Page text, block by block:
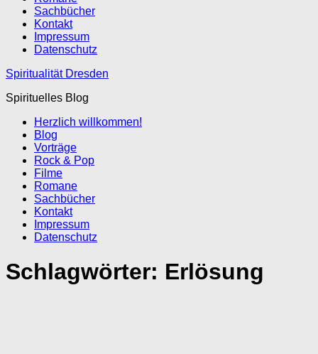
Sachbücher
Kontakt
Impressum
Datenschutz
Spiritualität Dresden
Spirituelles Blog
Herzlich willkommen!
Blog
Vorträge
Rock & Pop
Filme
Romane
Sachbücher
Kontakt
Impressum
Datenschutz
Schlagwörter: Erlösung